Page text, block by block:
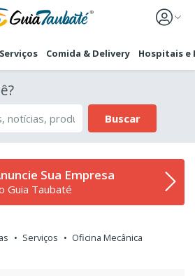
Comida & Delivery Hospitais e
Buscar
Sua Empresa
Guia Taubaté
Serviços
Oficina Mecânica